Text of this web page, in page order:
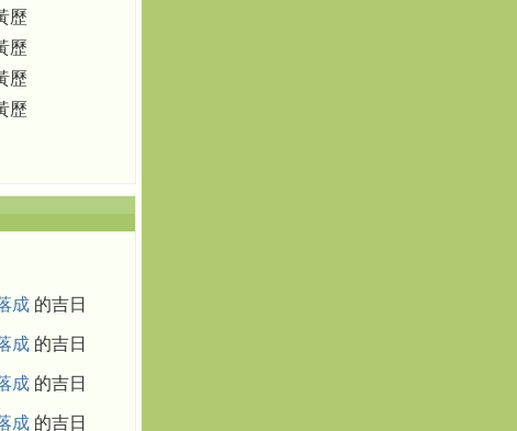
歷
歷
歷
歷
成 的吉日
成 的吉日
成 的吉日
成 的吉日